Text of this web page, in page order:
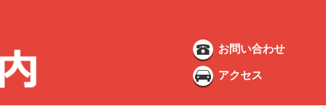
お問い合わせ
アクセス